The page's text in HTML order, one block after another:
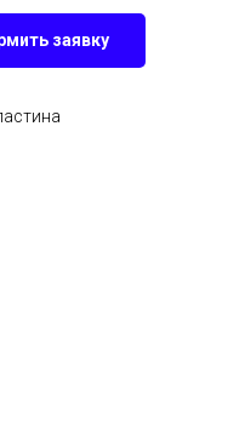
заявку